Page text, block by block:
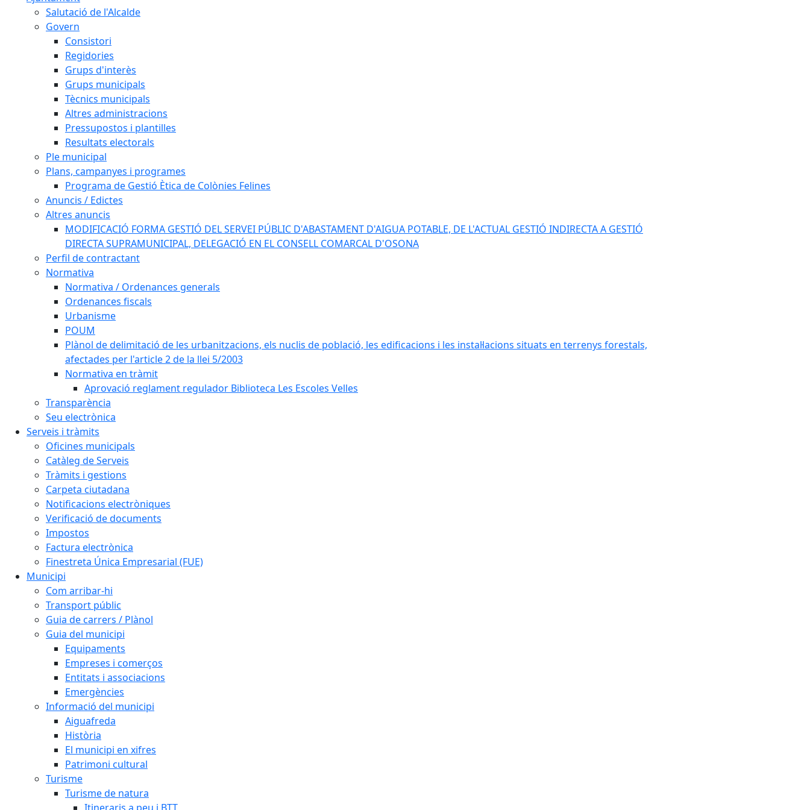
Salutació de l'Alcalde
Govern
Consistori
Regidories
Grups d'interès
Grups municipals
Tècnics municipals
Altres administracions
Pressupostos i plantilles
Resultats electorals
Ple municipal
Plans, campanyes i programes
Programa de Gestió Ètica de Colònies Felines
Anuncis / Edictes
Altres anuncis
MODIFICACIÓ FORMA GESTIÓ DEL SERVEI PÚBLIC D'ABASTAMENT D'AIGUA POTABLE, DE L'ACTUAL GESTIÓ INDIRECTA A GESTIÓ
DIRECTA SUPRAMUNICIPAL, DELEGACIÓ EN EL CONSELL COMARCAL D'OSONA
Perfil de contractant
Normativa
Normativa / Ordenances generals
Ordenances fiscals
Urbanisme
POUM
Plànol de delimitació de les urbanitzacions, els nuclis de població, les edificacions i les instal·lacions situats en terrenys forestals,
afectades per l'article 2 de la llei 5/2003
Normativa en tràmit
Aprovació reglament regulador Biblioteca Les Escoles Velles
Transparència
Seu electrònica
Serveis i tràmits
Oficines municipals
Catàleg de Serveis
Tràmits i gestions
Carpeta ciutadana
Notificacions electròniques
Verificació de documents
Impostos
Factura electrònica
Finestreta Única Empresarial (FUE)
Municipi
Com arribar-hi
Transport públic
Guia de carrers / Plànol
Guia del municipi
Equipaments
Empreses i comerços
Entitats i associacions
Emergències
Informació del municipi
Aiguafreda
Història
El municipi en xifres
Patrimoni cultural
Turisme
Turisme de natura